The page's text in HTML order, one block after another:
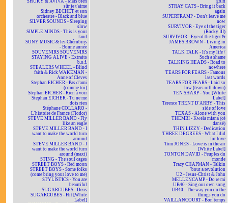
SHUKY & AVIVA - Mais bien
sûr je t'aime
Sidney BECHET et son
orchestre - Black and blue
SILVER SOUNDS - Sleeping
slow
SIMPLE MINDS - This is your
land
SONY MUSIC & les Chérubins
- Bonne année
SOUVENIRS SOUVENIRS
STAYING ALIVE - Extraits
b.o.f.
STEALERS WHEEL - Blind
faith & Rick WAKEMAN -
Anne of Cleves
Stephan EICHER - Pas d'ami
(comme toi)
Stephan EICHER - Rien à voir
Stephan EICHER - Tu ne me
dois rien
Stéphane COLLARO -
L'histoire de France (Flodor)
STEVE MILLER BAND - Fly
like an eagle
STEVE MILLER BAND - I
want to make the world turn
around
STEVE MILLER BAND - I
want to make the world turn
around (maxi)
STING - The soul cages
STREET BOYS - Red moon
STREET BOYS - Some folks
(come bring your love to me)
STYLISTICS - You are
beautiful
SUGARCUBES - Deus
SUGARCUBES - Hit [White
Label]
gold
STRAY CATS - Bring it back
again
SUPERTRAMP - Don't leave me
now
SURVIVOR - Eye of the tiger
(Rocky III)
SURVIVOR - Eye of the tiger &
JAMES BROWN - Living in
America
TALK TALK - It's my life /
Such a shame
TALKING HEADS - Road to
nowhere
TEARS FOR FEARS - Famous
last words
TEARS FOR FEARS - Laid so
low (tears roll down)
TEN SHARP - You [White
Label]
Terence TRENT D'ARBY - This
side of love
TEXAS - Alone with you
THEMBI - Kwela mfana (cé
dansé)
THIN LIZZY - Dedication
THREE DEGREES - What I did
for love
Tom JONES - Love is in the air
[White Label]
TONTON DAVID - Peuples du
monde
Tracy CHAPMAN - Talkin
'bout a revolution
U2 - Jesus-Christ & John
MELLENCAMP - Do re mi
UB40 - Sing our own song
UB40 - The way you do the
things you do
VAILLANCOURT - Bon temps